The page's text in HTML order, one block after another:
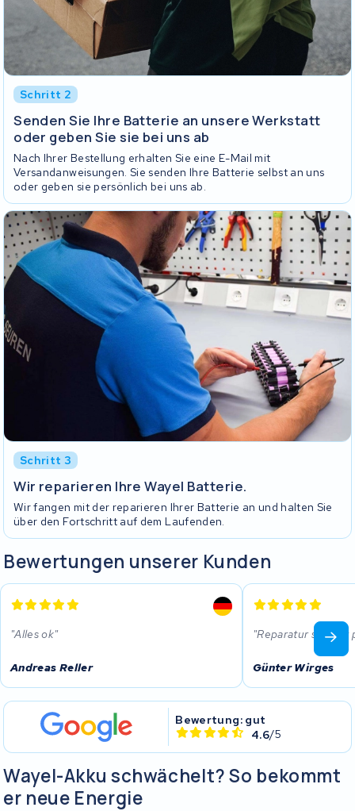
Schritt 2
Senden Sie Ihre Batterie an unsere Werkstatt
oder geben Sie sie bei uns ab
Nach Ihrer Bestellung erhalten Sie eine E-Mail mit
Versandanweisungen. Sie senden Ihre Batterie selbst an uns
oder geben sie persönlich bei uns ab.
Schritt 3
Wir reparieren Ihre Wayel Batterie.
Wir fangen mit der reparieren Ihrer Batterie an und halten Sie
über den Fortschritt auf dem Laufenden.
Bewertungen unserer Kunden
Alles ok
Andreas Reller
Reparatur scheint
Günter Wirges
Bewertung: gut
4.6/5
Wayel-Akku schwächelt? So bekommt
er neue Energie